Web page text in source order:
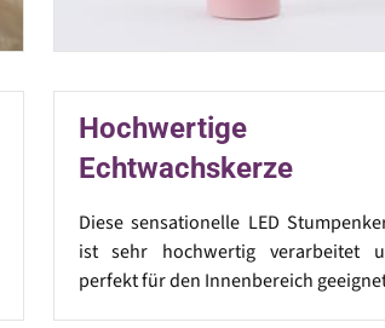
Hochwertige
Echtwachskerze
Diese sensationelle LED
ist sehr hochwertig verarbeitet
perfekt für den Innenbereich